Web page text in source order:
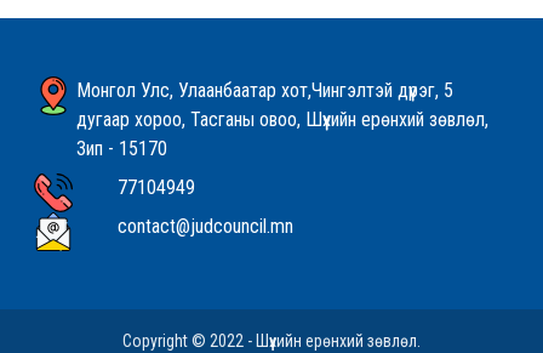
Монгол Улс, Улаанбаатар хот,Чингэлтэй дүүрэг, 5
дугаар хороо, Тасганы овоо, Шүүхийн ерөнхий зөвлөл,
Зип - 15170
77104949
contact@judcouncil.mn
Copyright © 2022 - Шүүхийн ерөнхий зөвлөл.